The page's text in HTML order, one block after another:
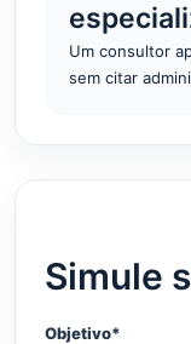
Um consultor
sem citar
Simule
Objetivo*